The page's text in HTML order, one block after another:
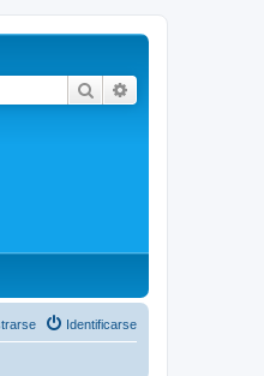
Buscar
Identificarse